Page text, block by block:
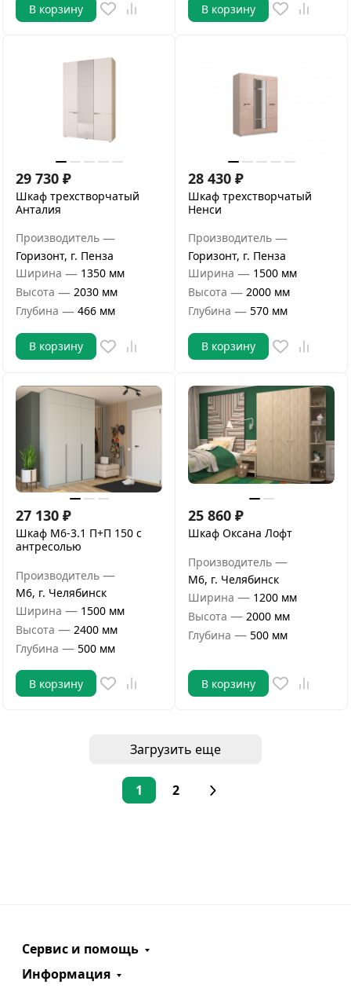
В корзину В корзину
29 730 ₽
Шкаф трехстворчатый
Анталия
Производитель —
Горизонт, г. Пенза
Ширина — 1350 мм
Высота — 2030 мм
Глубина — 466 мм
В корзину
28 430 ₽
Шкаф трехстворчатый
Ненси
Производитель —
Горизонт, г. Пенза
Ширина — 1500 мм
Высота — 2000 мм
Глубина — 570 мм
В корзину
27 130 ₽
Шкаф М6-3.1 П+П 150 с
антресолью
Производитель —
М6, г. Челябинск
Ширина — 1500 мм
Высота — 2400 мм
Глубина — 500 мм
В корзину
25 860 ₽
Шкаф Оксана Лофт
Производитель —
М6, г. Челябинск
Ширина — 1200 мм
Высота — 2000 мм
Глубина — 500 мм
В корзину
Загрузить еще
1 2
Сервис и помощь
Информация